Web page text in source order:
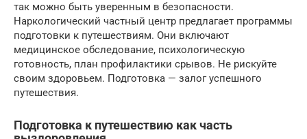
так можно быть уверенным в безопасности.
Наркологический частный центр предлагает программы
подготовки к путешествиям. Они включают
медицинское обследование, психологическую
готовность, план профилактики срывов. Не рискуйте
своим здоровьем. Подготовка — залог успешного
путешествия.
Подготовка к путешествию как часть